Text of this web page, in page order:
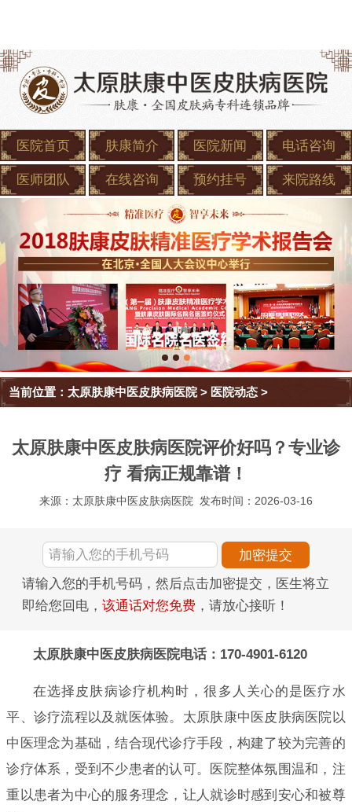
医院首页 肤康简介 医院新闻 电话咨询
医师团队 在线咨询 预约挂号 来院路线
当前位置： 太原肤康中医皮肤病医院> 医院动态 >
太原肤康中医皮肤病医院评价好吗？专业诊
疗 看病正规靠谱！
来源：太原肤康中医皮肤病医院 发布时间：2026-03-16
请输入您的手机号码，然后点击加密提交，医生将立
即给您回电， 该通话对您免费 ，请放心接听！
太原肤康中医皮肤病医院电话：170-4901-6120
在选择皮肤病诊疗机构时，很多人关心的是医疗水
平、诊疗流程以及就医体验。太原肤康中医皮肤病医院以
中医理念为基础，结合现代诊疗手段，构建了较为完善的
诊疗体系，受到不少患者的认可。医院整体氛围温和，注
重以患者为中心的服务理念，让人就诊时感到安心和被尊